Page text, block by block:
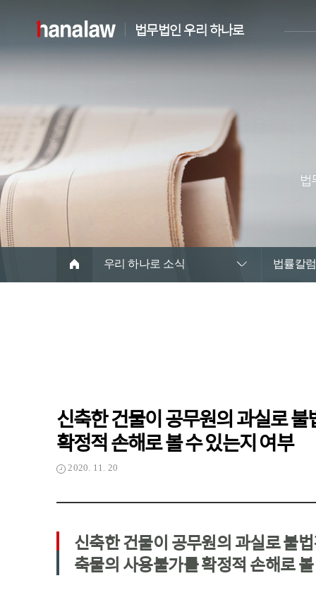
법무법인 우리 하나로
법
우리 하나로 소식 법률칼럼
신축한 건물이 공무원의 과실로
확정적 손해로 볼 수 있는지 여부
2020. 11. 20
신축한 건물이 공무원의 과실로 불
축물의 사용불가를 확정적 손해로